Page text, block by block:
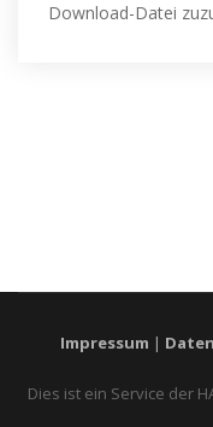
Download-Datei
Impressum |
Dies ist ein Service der